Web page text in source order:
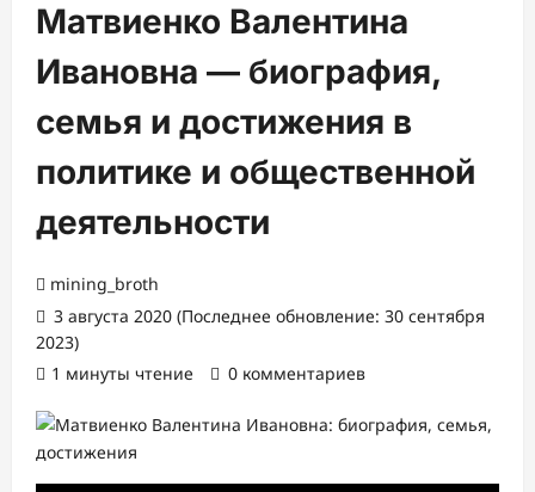
Матвиенко Валентина
Ивановна — биография,
семья и достижения в
политике и общественной
деятельности
mining_broth
3 августа 2020 (Последнее обновление: 30 сентября
2023)
1 минуты чтение
0 комментариев